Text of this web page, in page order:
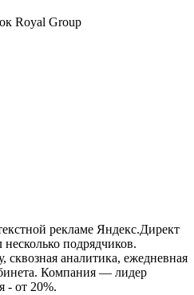
Royal Group
рекламе Яндекс.Директ
подрядчиков.
аналитика, ежедневная
Компания — лидер
- от 20%.